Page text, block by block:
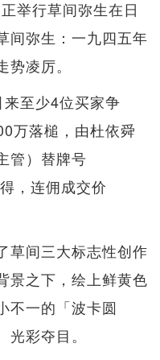
举行草间弥生在日
间弥生：一九四五年
凌厉。
至少4位买家争
万落槌，由杜依舜
管）替牌号
，连佣成交价
草间三大标志性创作
景之下，绘上鲜黄色
不一的「波卡圆
彩夺目。